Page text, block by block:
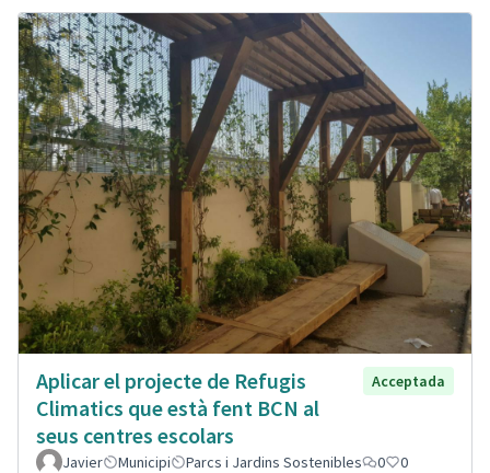
Aplicar el projecte de Refugis
Climatics que està fent BCN al
seus centres escolars
Acceptada
Javier Municipi Parcs i Jardins Sostenibles 0 0